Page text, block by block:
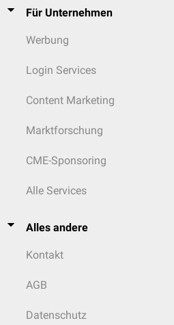
Für Unternehmen
Werbung
Login Services
Content Marketing
Marktforschung
CME-Sponsoring
Alle Services
Alles andere
Kontakt
AGB
Datenschutz